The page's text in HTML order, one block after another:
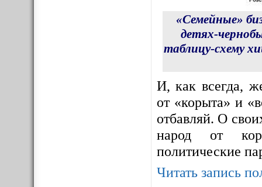
«Семейные»
детях-
таблицу-схему
И, как всегда,
от «корыта» и
отбавляй. О
народ от
политические
Читать запись